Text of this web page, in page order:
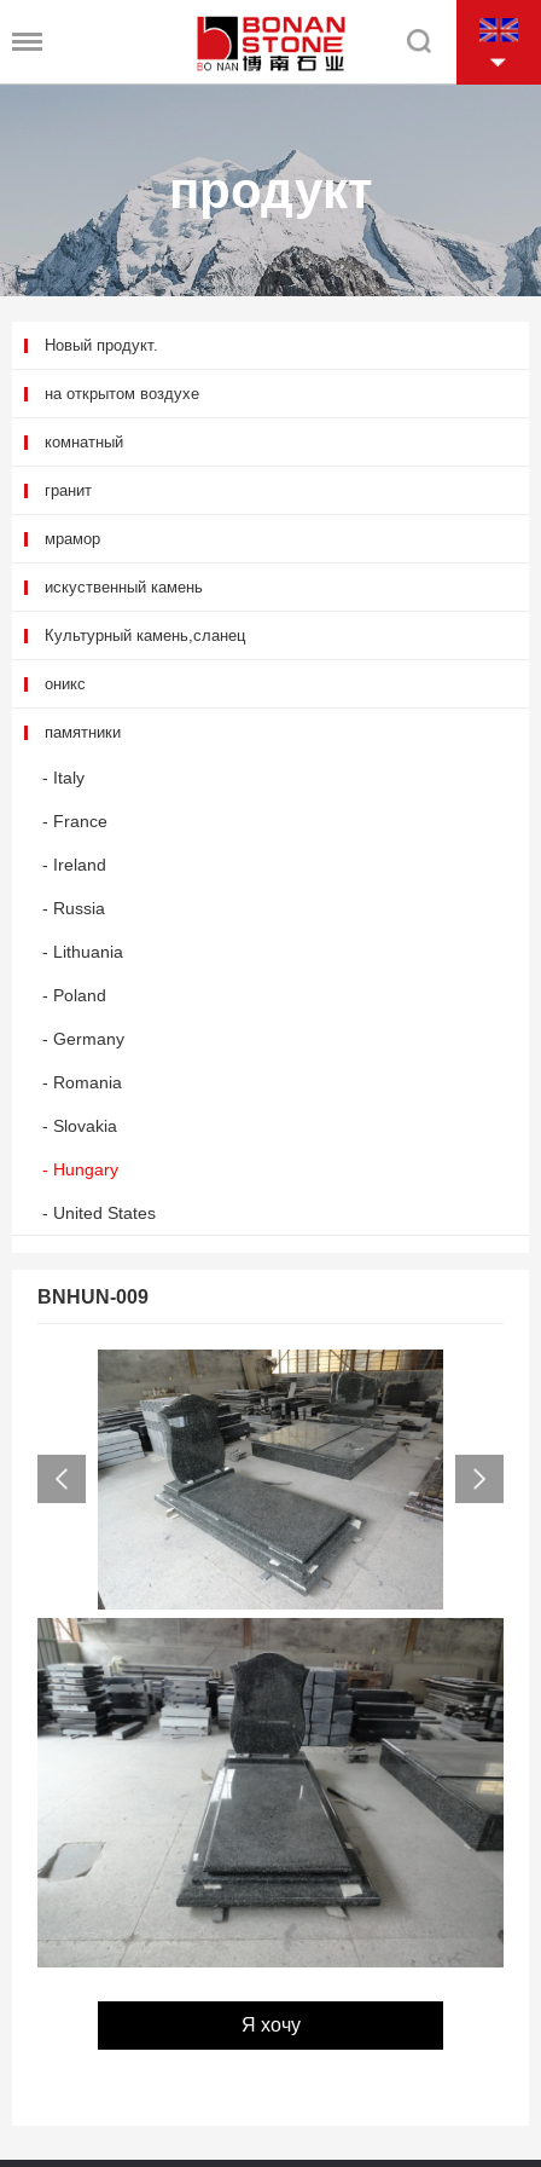
продукт
Новый продукт.
на открытом воздухе
комнатный
гранит
мрамор
искуственный камень
Культурный камень,сланец
оникс
памятники
- Italy
- France
- Ireland
- Russia
- Lithuania
- Poland
- Germany
- Romania
- Slovakia
- Hungary
- United States
BNHUN-009
Я хочу